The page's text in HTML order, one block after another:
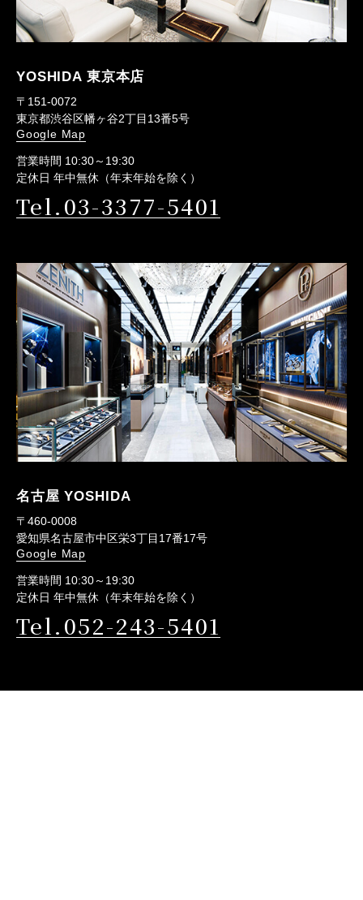
YOSHIDA 東京本店
〒151-0072
東京都渋谷区幡ヶ谷2丁目13番5号
Google Map
営業時間 10:30～19:30
定休日 年中無休（年末年始を除く）
Tel.03-3377-5401
名古屋 YOSHIDA
〒460-0008
愛知県名古屋市中区栄3丁目17番17号
Google Map
営業時間 10:30～19:30
定休日 年中無休（年末年始を除く）
Tel.052-243-5401